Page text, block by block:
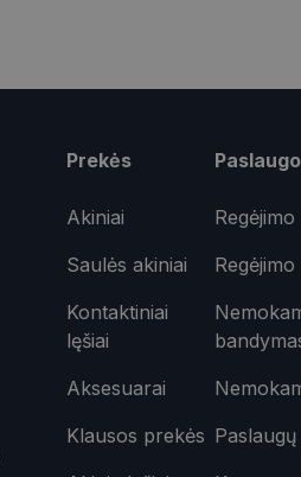
Prekės
Akiniai
Saulės akiniai
Kontaktiniai
lęšiai
Aksesuarai
Klausos prekės
Pavadinimas
_ga
_fbp
Inc.